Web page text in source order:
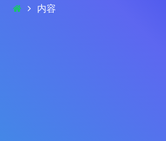
内容